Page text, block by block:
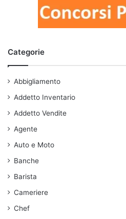
Categorie
Abbigliamento
Addetto Inventario
Addetto Vendite
Agente
Auto e Moto
Banche
Barista
Cameriere
Chef